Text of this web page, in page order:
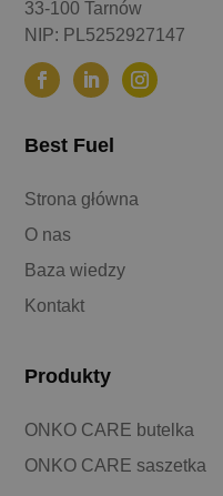
33-100 Tarnów
NIP: PL5252927147
Best Fuel
Strona główna
O nas
Baza wiedzy
Kontakt
Produkty
ONKO CARE butelka
ONKO CARE saszetka